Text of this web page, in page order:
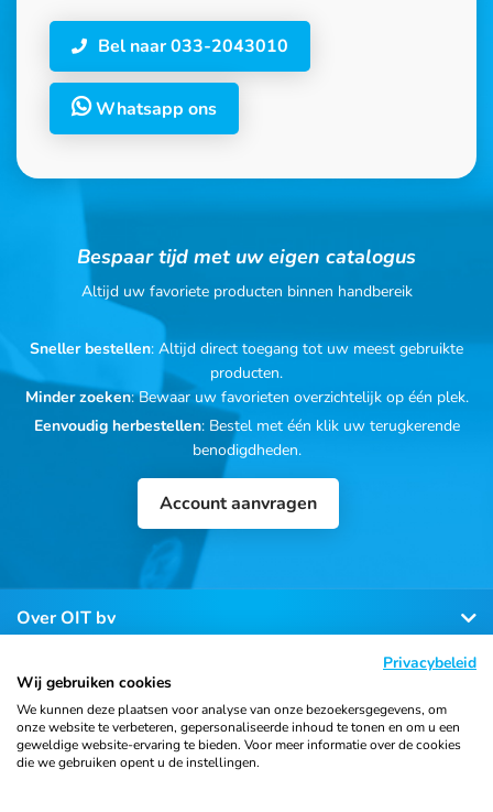
Bel naar 033-2043010
Whatsapp ons
Bespaar tijd met uw eigen catalogus
Altijd uw favoriete producten binnen handbereik
Sneller bestellen: Altijd direct toegang tot uw meest gebruikte
producten.
Minder zoeken: Bewaar uw favorieten overzichtelijk op één plek.
Eenvoudig herbestellen: Bestel met één klik uw terugkerende
benodigdheden.
Account aanvragen
Over OIT bv
Klantenservice
Contact
Privacybeleid
Wij gebruiken cookies
We kunnen deze plaatsen voor analyse van onze bezoekersgegevens, om
onze website te verbeteren, gepersonaliseerde inhoud te tonen en om u een
geweldige website-ervaring te bieden. Voor meer informatie over de cookies
die we gebruiken opent u de instellingen.